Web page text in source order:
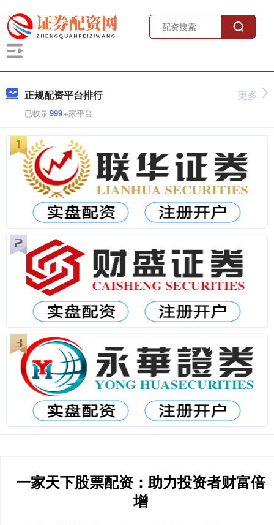
正规配资平台排行
已收录999+家平台
更多
一家天下股票配资：助力投资者财富倍
增